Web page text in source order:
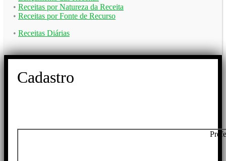
• Receitas por Natureza da Receita
• Receitas por Fonte de Recurso
• Receitas Diárias
Cadastro